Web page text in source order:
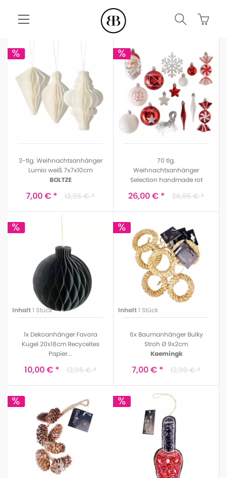
3-tlg. Weihnachtsanhänger
Lumio weiß 7x7x10cm
BOLTZE
7,00 € * 12,95 € *
70 tlg.
Weihnachtsanhänger
Selection handmade rot
BOLTZE
26,00 € * 36,95 € *
Inhalt1 Stück
1x Dekoanhänger Favora
Kugel 20x18cm Recyceltes
Papier...
10,00 € * 12,95 € *
Inhalt1 Stück
6x Baumanhänger Bulky
Stroh Ø 9x2cm
Kaemingk
7,00 € * 12,99 € *